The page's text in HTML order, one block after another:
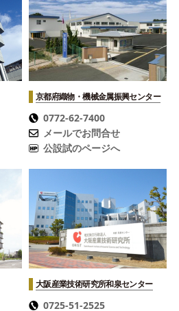
京都府織物・機械金属振興センター
0772-62-7400
メールでお問合せ
公設試のページへ
大阪産業技術研究所和泉センター
0725-51-2525